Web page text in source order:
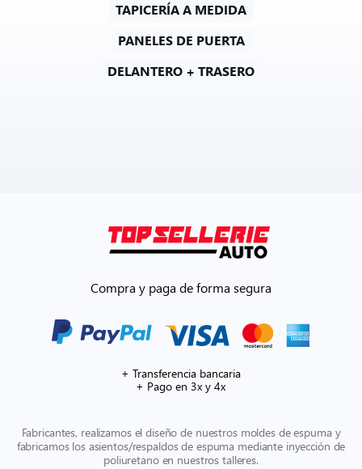
TAPICERÍA A MEDIDA
PANELES DE PUERTA
DELANTERO + TRASERO
Compra y paga de forma segura
+ Transferencia bancaria
+ Pago en 3x y 4x
Fabricantes, realizamos el diseño de nuestros moldes de espuma y
fabricamos los asientos/respaldos de espuma mediante inyección de
poliuretano en nuestros talleres.